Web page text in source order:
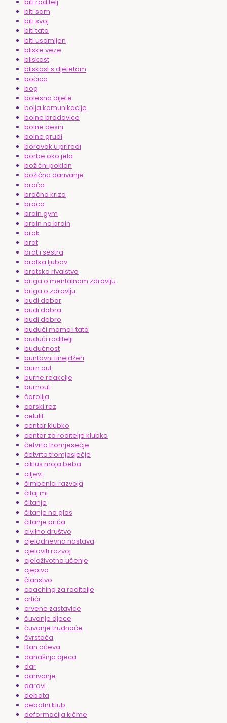
biti sam
biti svoj
biti tata
biti usamljen
bliske veze
bliskost
bliskost s djetetom
bočica
bog
bolesno dijete
bolja komunikacija
bolne bradavice
bolne desni
bolne grudi
boravak u prirodi
borbe oko jela
božićni poklon
božićno darivanje
braća
bračna kriza
braco
brain gym
brain no brain
brak
brat
brat i sestra
bratka ljubav
bratsko rivalstvo
briga o mentalnom zdravlju
briga o zdravlju
budi dobar
budi dobra
budi dobro
budući mama i tata
budući roditelji
budućnost
buntovni tinejdžeri
burn out
burne reakcije
burnout
čarolija
carski rez
celulit
centar klubko
centar za roditelje klubko
četvrto tromjesečje
četvrto tromjesječje
ciklus moja beba
ciljevi
čimbenici razvoja
čitaj mi
čitanje
čitanje na glas
čitanje priča
civilno društvo
cjelodnevna nastava
cjeloviti razvoj
cjeloživotno učenje
cjepivo
članstvo
coaching za roditelje
crtići
crvene zastavice
čuvanje djece
čuvanje trudnoće
čvrstoća
Dan očeva
današnja djeca
dar
darivanje
darovi
debata
debatni klub
deformacija kičme